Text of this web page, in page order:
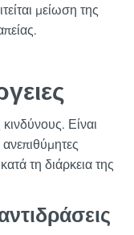
μείωση της
Είναι
τη διάρκεια της